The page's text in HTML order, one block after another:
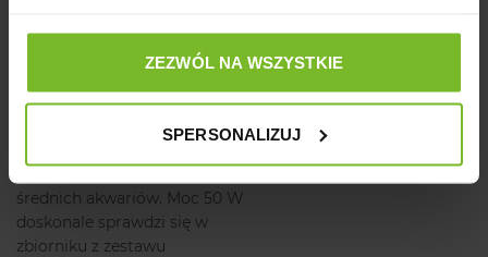
ZEZWÓL NA WSZYSTKIE
SPERSONALIZUJ
Zestaw zawiera również
automatyczną grzałkę
stałej temperatury wody bez
wahań. Fix 2 to elektroniczna,
średnich akwariów. Moc 50 W
doskonale sprawdzi się w
zbiorniku z zestawu